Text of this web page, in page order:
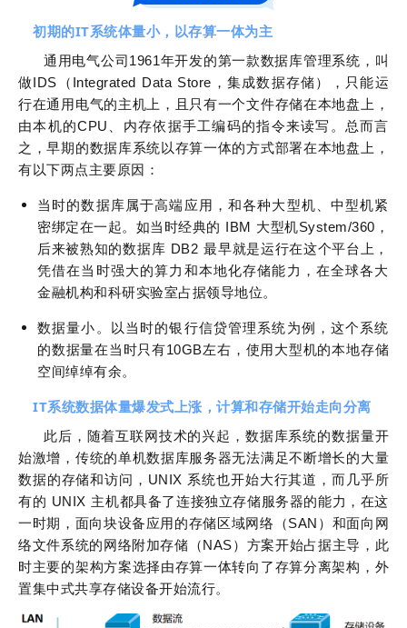
初期的IT系统体量小，以存算一体为主
通用电气公司1961年开发的第一款数据库管理系统，叫
做IDS（Integrated Data Store，集成数据存储），只能运
行在通用电气的主机上，且只有一个文件存储在本地盘上，
由本机的CPU、内存依据手工编码的指令来读写。总而言
之，早期的数据库系统以存算一体的方式部署在本地盘上，
有以下两点主要原因：
当时的数据库属于高端应用，和各种大型机、中型机紧
密绑定在一起。如当时经典的 IBM 大型机System/360，
后来被熟知的数据库 DB2 最早就是运行在这个平台上，
凭借在当时强大的算力和本地化存储能力，在全球各大
金融机构和科研实验室占据领导地位。
数据量小。以当时的银行信贷管理系统为例，这个系统
的数据量在当时只有10GB左右，使用大型机的本地存储
空间绰绰有余。
IT系统数据体量爆发式上涨，计算和存储开始走向分离
此后，随着互联网技术的兴起，数据库系统的数据量开
始激增，传统的单机数据库服务器无法满足不断增长的大量
数据的存储和访问，UNIX 系统也开始大行其道，而几乎所
有的 UNIX 主机都具备了连接独立存储服务器的能力，在这
一时期，面向块设备应用的存储区域网络（SAN）和面向网
络文件系统的网络附加存储（NAS）方案开始占据主导，此
时主要的架构方案选择由存算一体转向了存算分离架构，外
置集中式共享存储设备开始流行。